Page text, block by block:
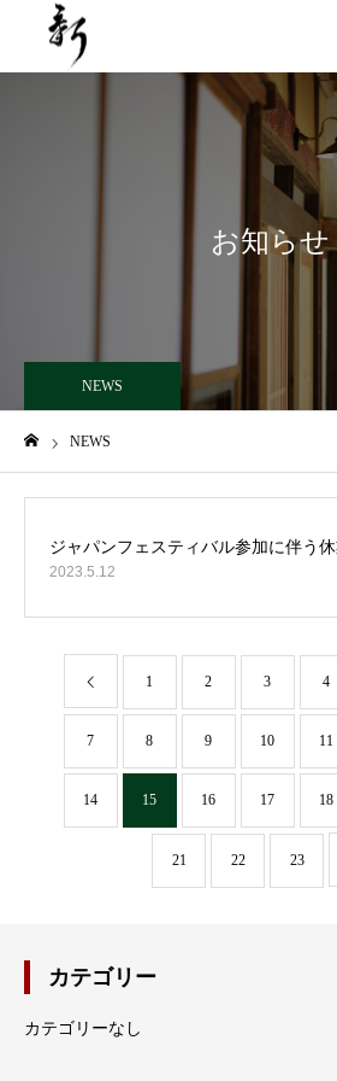
お知らせ
NEWS
NEWS
2023.5.12
1 2 3 4
7 8 9 10 11
14 15 16 17 18
21 22 23
カテゴリー
カテゴリーなし